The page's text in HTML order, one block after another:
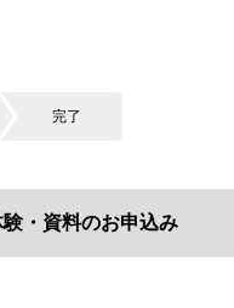
完了
・資料のお申込み